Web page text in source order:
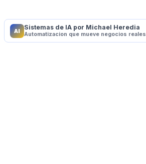
AI Sistemas de IA por Michael Heredia
Automatizacion que mueve negocios reales